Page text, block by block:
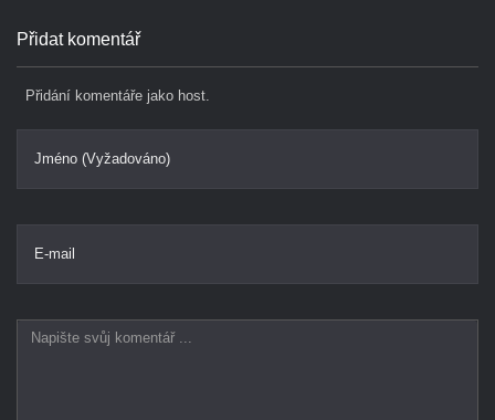
Přidat komentář
Přidání komentáře jako host.
Jméno (Vyžadováno)
E-mail